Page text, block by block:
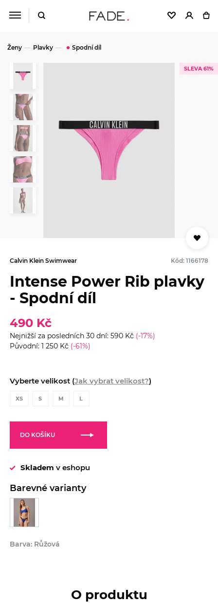
Ženy Plavky Spodní díl
SLEVA 61%
Calvin Klein Swimwear Kód: 1166178
Intense Power Rib plavky
- Spodní díl
490 Kč
Nejnižší za posledních 30 dní: 590 Kč (-17%)
Původní: 1 250 Kč (-61%)
Vyberte velikost (Jak vybrat velikost?)
XS S M L
DO KOŠÍKU
Skladem v eshopu
Barevné varianty
Barva: Růžová
O produktu